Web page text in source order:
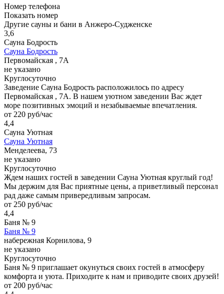
Номер телефона
Показать номер
Другие сауны и бани в Анжеро-Судженске
3,6
Сауна Бодрость
Сауна Бодрость
Первомайская , 7А
не указано
Круглосуточно
Заведение Сауна Бодрость расположилось по адресу
Первомайская , 7А. В нашем уютном заведении Вас ждет
море позитивных эмоций и незабываемые впечатления.
от 220 руб/час
4,4
Сауна Уютная
Сауна Уютная
Менделеева, 73
не указано
Круглосуточно
Ждем наших гостей в заведении Сауна Уютная круглый год!
Мы держим для Вас приятные цены, а приветливый персонал
рад даже самым привередливым запросам.
от 250 руб/час
4,4
Баня № 9
Баня № 9
набережная Корнилова, 9
не указано
Круглосуточно
Баня № 9 приглашает окунуться своих гостей в атмосферу
комфорта и уюта. Приходите к нам и приводите своих друзей!
от 200 руб/час